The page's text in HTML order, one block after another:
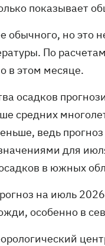
показывает
обычного, но это
По
в этом месяце.
осадков
средних
ведь
для
в южных
на июль
особенно в